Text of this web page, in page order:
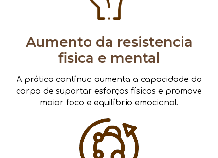
Aumento da resistencia
fisica e mental
A prática contínua aumenta a capacidade do
corpo de suportar esforços físicos e promove
maior foco e equilíbrio emocional.